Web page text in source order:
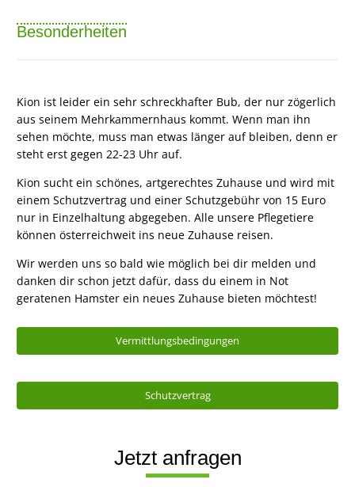
Besonderheiten
Kion ist leider ein sehr schreckhafter Bub, der nur zögerlich
aus seinem Mehrkammernhaus kommt. Wenn man ihn
sehen möchte, muss man etwas länger auf bleiben, denn er
steht erst gegen 22-23 Uhr auf.
Kion sucht ein schönes, artgerechtes Zuhause und wird mit
einem Schutzvertrag und einer Schutzgebühr von 15 Euro
nur in Einzelhaltung abgegeben. Alle unsere Pflegetiere
können österreichweit ins neue Zuhause reisen.
Wir werden uns so bald wie möglich bei dir melden und
danken dir schon jetzt dafür, dass du einem in Not
geratenen Hamster ein neues Zuhause bieten möchtest!
Vermittlungsbedingungen
Schutzvertrag
Jetzt anfragen